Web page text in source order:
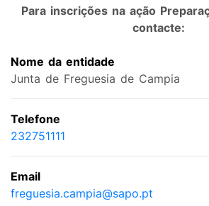
Para inscrições na ação
contacte:
Nome da entidade
Junta de Freguesia de Campia
Telefone
232751111
Email
freguesia.campia@sapo.pt